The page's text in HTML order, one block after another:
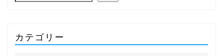
カテゴリー